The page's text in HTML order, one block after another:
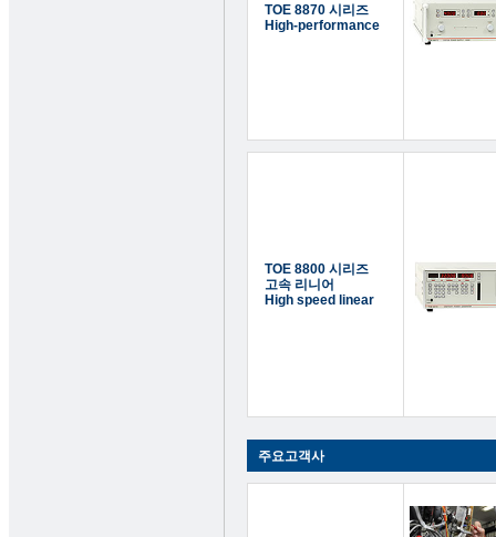
TOE 8870 시리즈
High-performance
TOE 8800 시리즈
고속 리니어
High speed linear
주요고객사